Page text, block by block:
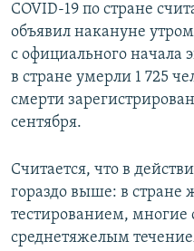
COVID-19 по стране
объявил накануне
с официального начала
в стране умерли 1 725
смерти
сентября.
Считается, что в
гораздо выше: в стране
тестированием, многие
среднетяжелым